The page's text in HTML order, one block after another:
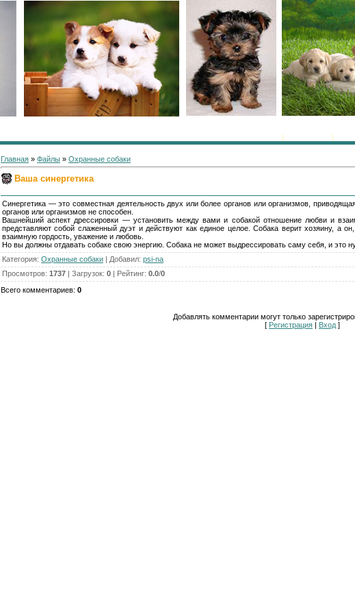
| |
Главная » Файлы » Охранные собаки
Ваша синергетика
Синергетика — это совместная деятельность двух или более органов или организмов,
органов или организмов не способен.
Вашнейший аспект дрессировки — установить между вами и собакой отношение любви и
представляют собой слаженный дуэт и действуют как единое целое. Собака верит хозяину, а
взаимную гордость, уважение и любовь.
Но вы должны отдавать собаке свою энергию. Собака не может выдрессировать саму себя, и это
Категория: Охранные собаки | Добавил: psi-na
Просмотров: 1737 | Загрузок: 0 | Рейтинг: 0.0/0
Всего комментариев: 0
Добавлять комментарии могут только
[ Регистрация | Вход ]